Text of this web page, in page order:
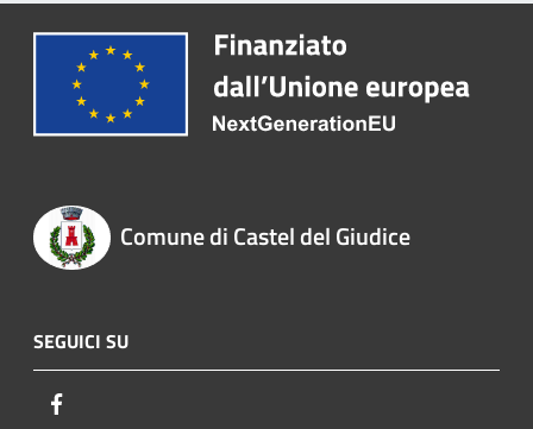
Comune di Castel del Giudice
SEGUICI SU